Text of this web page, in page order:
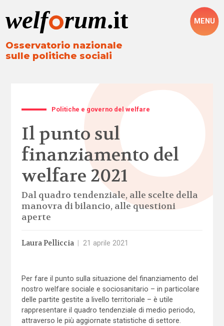
Osservatorio nazionale
sulle politiche sociali
MENU
Politiche e governo del welfare
Il punto sul
finanziamento del
welfare 2021
Dal quadro tendenziale, alle scelte della
manovra di bilancio, alle questioni
aperte
Laura Pelliccia 21 aprile 2021
Per fare il punto sulla situazione del finanziamento del
nostro welfare sociale e sociosanitario – in particolare
delle partite gestite a livello territoriale – è utile
rappresentare il quadro tendenziale di medio periodo,
attraverso le più aggiornate statistiche di settore.